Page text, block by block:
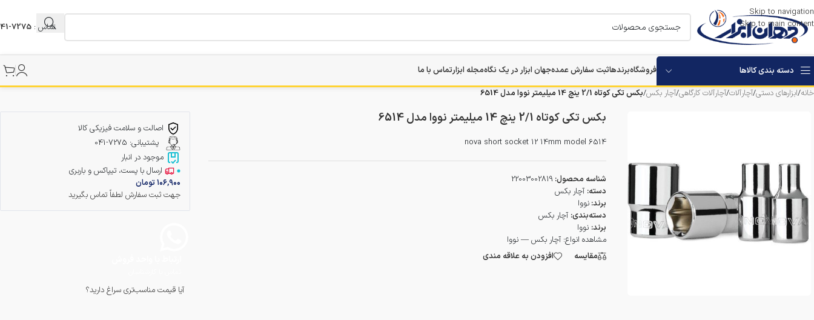
Skip to navigation
Skip to main content
تماس : 7275-041
دسته بندی کالاها
مرمر بر
دستگاه های تخریب
دستگاه های سوراخکاری
دستگاه ویبراتور بتن
فروشگاهبرندهاثبت سفارش عمدهجهان ابزار در یک نگاهمجله ابزارتماس با ما
خانه/ابزارهای دستی/آچارآلات/آچارآلات کارگاهی/آچار بکس/بکس تکی کوتاه 2/1 ینچ 14 میلیمتر نووا مدل 6514
بکس تکی کوتاه 2/1 ینچ 14 میلیمتر نووا مدل 6514
nova short socket 12 14mm model 6514
شناسه محصول:22003002819
دسته: آچار بکس
برند:نووا
دسته‌بندی: آچار بکس
برند: نووا
مشاهده انواع:آچار بکس — نووا
مقایسه
افزودن به علاقه مندی
اصالت و سلامت فیزیکی کالا
پشتیبانی: 7275-041
موجود در انبار
ارسال با پست، تیپاکس و باربری
۱۰۶,۹۰۰تومان
جهت ثبت سفارش لطفاً تماس بگیرید
آیا قیمت مناسب‌تری سراغ دارید؟